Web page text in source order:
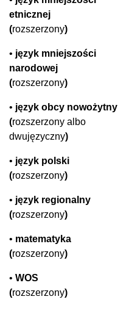
etnicznej
(rozszerzony)
• język mniejszości
narodowej
(rozszerzony)
• język obcy nowożytny
(rozszerzony albo
dwujęzyczny)
• język polski
(rozszerzony)
• język regionalny
(rozszerzony)
• matematyka
(rozszerzony)
• WOS
(rozszerzony)